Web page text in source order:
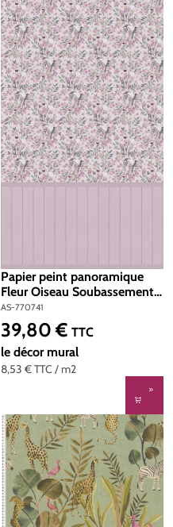
Papier peint panoramique
Fleur Oiseau Soubassement
violet - Lilly & Luis d'A.S.
Création | Réf. AS-770741
AS-770741
8,53 €TTC / m2
Prix régulier :
39,80 € TTC
le décor mural